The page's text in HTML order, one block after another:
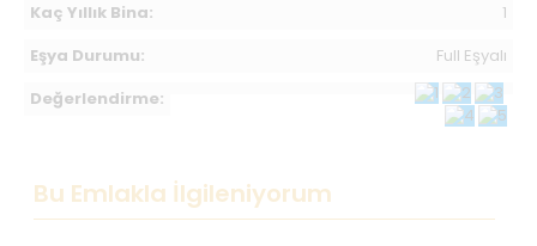
Kaç Yıllık Bina:
1
Eşya Durumu:
Full Eşyalı
Değerlendirme:
Bu Emlakla İlgileniyorum